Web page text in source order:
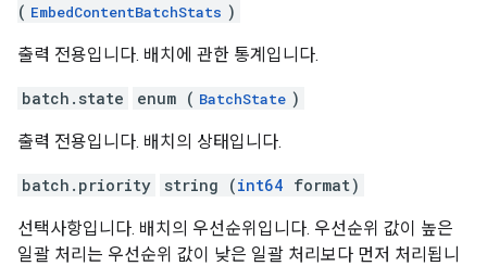
( EmbedContentBatchStats )
출력 전용입니다. 배치에 관한 통계입니다.
batch.state enum ( BatchState )
출력 전용입니다. 배치의 상태입니다.
batch.priority string (int64 format)
선택사항입니다. 배치의 우선순위입니다. 우선순위 값이 높은
일괄 처리는 우선순위 값이 낮은 일괄 처리보다 먼저 처리됩니